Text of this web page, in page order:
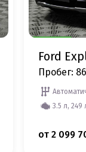
Ford
Пробег:
3.5 л, 249
от 2 099